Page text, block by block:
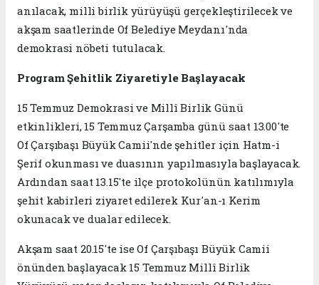
anılacak, milli birlik yürüyüşü gerçekleştirilecek ve
akşam saatlerinde Of Belediye Meydanı'nda
demokrasi nöbeti tutulacak.
Program Şehitlik Ziyaretiyle Başlayacak
15 Temmuz Demokrasi ve Millî Birlik Günü
etkinlikleri, 15 Temmuz Çarşamba günü saat 13.00'te
Of Çarşıbaşı Büyük Camii'nde şehitler için Hatm-i
Şerif okunması ve duasının yapılmasıyla başlayacak.
Ardından saat 13.15'te ilçe protokolünün katılımıyla
şehit kabirleri ziyaret edilerek Kur'an-ı Kerim
okunacak ve dualar edilecek.
Akşam saat 20.15'te ise Of Çarşıbaşı Büyük Camii
önünden başlayacak 15 Temmuz Millî Birlik